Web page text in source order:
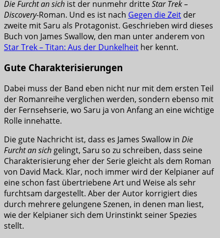
Die Furcht an sich ist der nunmehr dritteStar Trek –
Discovery-Roman. Und es ist nach Gegen die Zeit der
zweite mit Saru als Protagonist. Geschrieben wird dieses
Buch von James Swallow, den man unter anderem von
Star Trek – Titan: Aus der Dunkelheit her kennt.
Gute Charakterisierungen
Dabei muss der Band eben nicht nur mit dem ersten Teil
der Romanreihe verglichen werden, sondern ebenso mit
der Fernsehserie, wo Saru ja von Anfang an eine wichtige
Rolle innehatte.
Die gute Nachricht ist, dass es James Swallow in Die
Furcht an sich gelingt, Saru so zu schreiben, dass seine
Charakterisierung eher der Serie gleicht als dem Roman
von David Mack. Klar, noch immer wird der Kelpianer auf
eine schon fast übertriebene Art und Weise als sehr
furchtsam dargestellt. Aber der Autor korrigiert dies
durch mehrere gelungene Szenen, in denen man liest,
wie der Kelpianer sich dem Urinstinkt seiner Spezies
stellt.